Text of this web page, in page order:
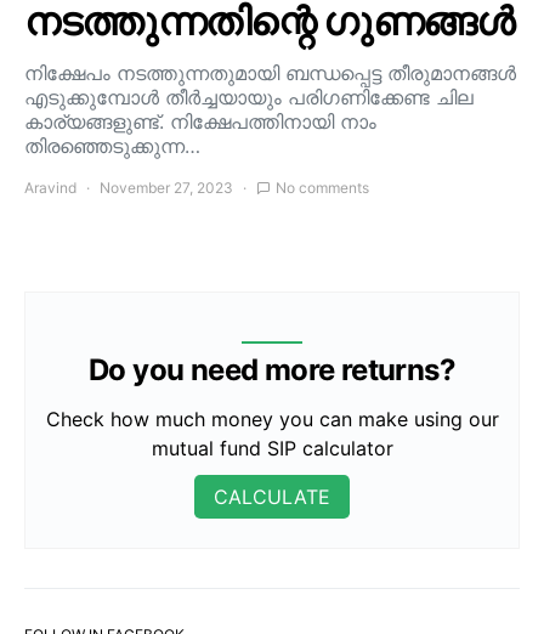
നടത്തുന്നതിന്റെ ഗുണങ്ങൾ
നിക്ഷേപം നടത്തുന്നതുമായി ബന്ധപ്പെട്ട തീരുമാനങ്ങൾ
എടുക്കുമ്പോൾ തീർച്ചയായും പരിഗണിക്കേണ്ട ചില
കാര്യങ്ങളുണ്ട്. നിക്ഷേപത്തിനായി നാം
തിരഞ്ഞെടുക്കുന്ന…
Aravind November 27, 2023 No comments
Do you need more returns?
Check how much money you can make using our
mutual fund SIP calculator
CALCULATE